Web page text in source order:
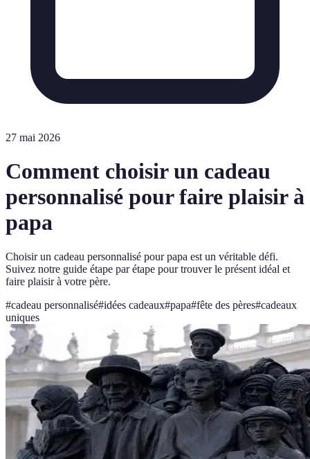
27 mai 2026
Comment choisir un cadeau
personnalisé pour faire plaisir à
papa
Choisir un cadeau personnalisé pour papa est un véritable défi.
Suivez notre guide étape par étape pour trouver le présent idéal et
faire plaisir à votre père.
#cadeau personnalisé#idées cadeaux#papa#fête des pères#cadeaux
uniques